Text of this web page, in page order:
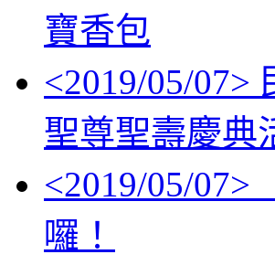
寶香包
<2019/05/07>
聖尊聖壽慶典
<2019/05/07>
囉！